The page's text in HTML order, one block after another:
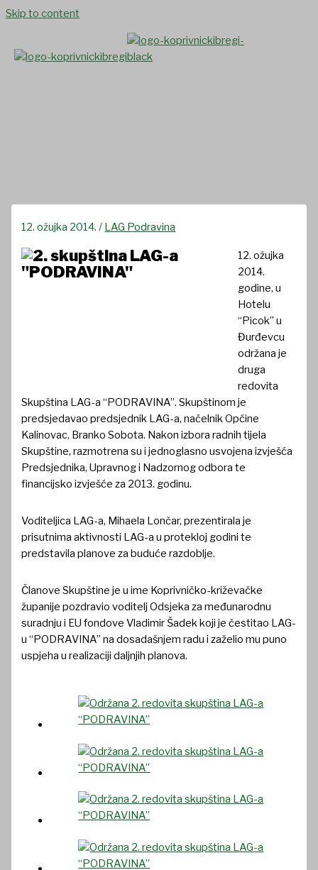
Skip to content
12. ožujka 2014./ LAG Podravina
12. ožujka
2014.
godine, u
Hotelu
“Picok” u
Đurđevcu
održana je
druga
redovita
Skupština LAG-a “PODRAVINA”. Skupštinom je
predsjedavao predsjednik LAG-a, načelnik Općine
Kalinovac, Branko Sobota. Nakon izbora radnih tijela
Skupštine, razmotrena su i jednoglasno usvojena izvješća
Predsjednika, Upravnog i Nadzornog odbora te
financijsko izvješće za 2013. godinu.
Voditeljica LAG-a, Mihaela Lončar, prezentirala je
prisutnima aktivnosti LAG-a u protekloj godini te
predstavila planove za buduće razdoblje.
Članove Skupštine je u ime Koprivničko-križevačke
županije pozdravio voditelj Odsjeka za međunarodnu
suradnju i EU fondove Vladimir Šadek koji je čestitao LAG-
u “PODRAVINA” na dosadašnjem radu i zaželio mu puno
uspjeha u realizaciji daljnjih planova.